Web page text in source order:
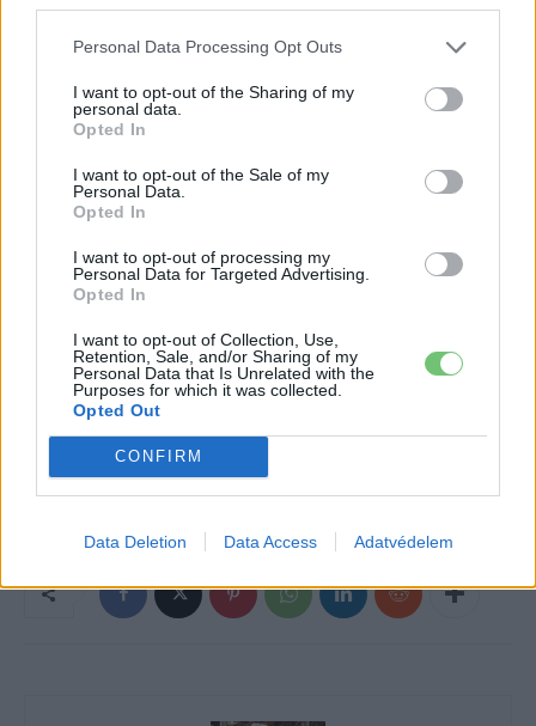
Personal Data Processing Opt Outs
I want to opt-out of the Sharing of my
personal data.
Opted In
I want to opt-out of the Sale of my
Personal Data.
Opted In
I want to opt-out of processing my
Personal Data for Targeted Advertising.
Opted In
I want to opt-out of Collection, Use,
Retention, Sale, and/or Sharing of my
Personal Data that Is Unrelated with the
Purposes for which it was collected.
Opted Out
CONFIRM
Data Deletion Data Access Adatvédelem
megkezdésén ésünnepélyes csarnokavatójánmi is részt
vettünk, remélhetőleg az itteni létszámot nem érinti a
Regisztrálj a fórumunkon
és troll mentes zónában cseveghetünk.
e-cars.huclub,
e-autó tulajdonosoktól, e-autó tulajoknak és
rajongóknak,
érdeklődőknek”egyaránt!https://ecarsforum.hu/
Kövesd az e-cars.hu-t a Facebookon is, további
tartalmakért!
akkupakk átszervezés